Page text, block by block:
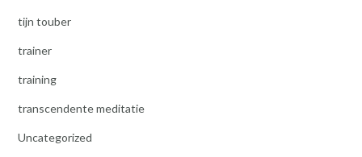
tijn touber
trainer
training
transcendente meditatie
Uncategorized